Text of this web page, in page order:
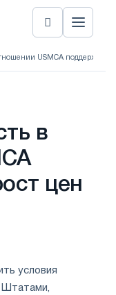
USMCA
в
цен
условия
Штатами,